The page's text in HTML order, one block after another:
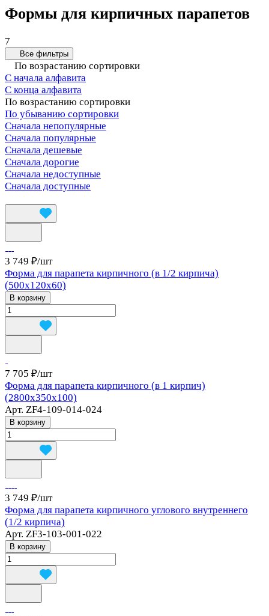
Формы для кирпичных парапетов
7
Все фильтры
По возрастанию сортировки
С начала алфавита
С конца алфавита
По возрастанию сортировки
По убыванию сортировки
Сначала непопулярные
Сначала популярные
Сначала дешевые
Сначала дорогие
Сначала недоступные
Сначала доступные
3 749 ₽/шт
Форма для парапета кирпичного (в 1/2 кирпича)
(500х120х60)
В корзину
7 705 ₽/шт
Форма для парапета кирпичного (в 1 кирпич)
(2800x350x100)
Арт. ZF4-109-014-024
В корзину
3 749 ₽/шт
Форма для парапета кирпичного углового внутреннего
(1/2 кирпича)
Арт. ZF3-103-001-022
В корзину